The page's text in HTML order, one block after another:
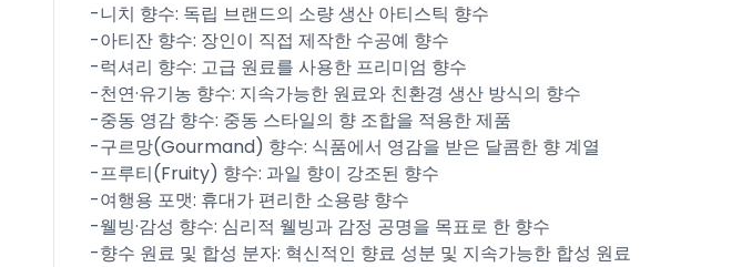
-니치 향수: 독립 브랜드의 소량 생산 아티스틱 향수​
-아티잔 향수: 장인이 직접 제작한 수공예 향수​
-럭셔리 향수: 고급 원료를 사용한 프리미엄 향수​
-천연·유기농 향수: 지속가능한 원료와 친환경 생산 방식의 향수​
-중동 영감 향수: 중동 스타일의 향 조합을 적용한 제품​
-구르망(Gourmand) 향수: 식품에서 영감을 받은 달콤한 향 계열​
-프루티(Fruity) 향수: 과일 향이 강조된 향수​
-여행용 포맷: 휴대가 편리한 소용량 향수​
-웰빙·감성 향수: 심리적 웰빙과 감정 공명을 목표로 한 향수​
-향수 원료 및 합성 분자: 혁신적인 향료 성분 및 지속가능한 합성 원료​